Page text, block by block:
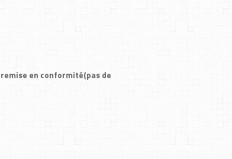
en conformité(pas de